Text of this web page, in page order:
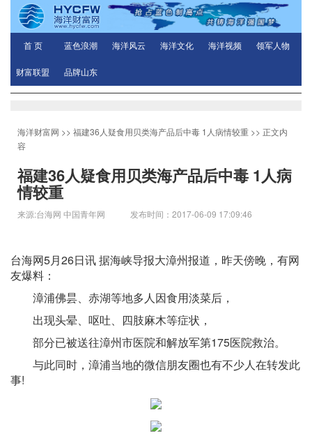
首 页 蓝色浪潮 海洋风云 海洋文化 海洋视频 领军人物
财富联盟 品牌山东
海洋财富网 >> 福建36人疑食用贝类海产品后中毒 1人病情较重 >> 正文内
容
福建36人疑食用贝类海产品后中毒 1人病
情较重
来源:台海网 中国青年网 发布时间：2017-06-09 17:09:46
台海网5月26日讯 据海峡导报大漳州报道，昨天傍晚，有网
友爆料：
漳浦佛昙、赤湖等地多人因食用淡菜后，
出现头晕、呕吐、四肢麻木等症状，
部分已被送往漳州市医院和解放军第175医院救治。
与此同时，漳浦当地的微信朋友圈也有不少人在转发此
事!